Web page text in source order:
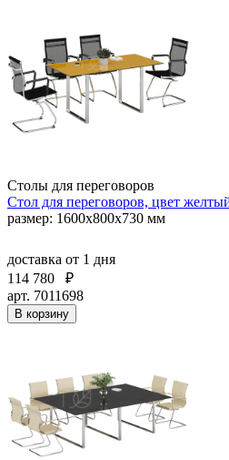
Столы для переговоров
Стол для переговоров, цвет
размер: 1600x800х730 мм
доставка от 1 дня
114 780
₽
арт. 7011698
В корзину